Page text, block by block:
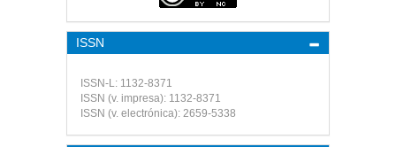
ISSN
ISSN-L: 1132-8371
ISSN (v. impresa): 1132-8371
ISSN (v. electrónica): 2659-5338